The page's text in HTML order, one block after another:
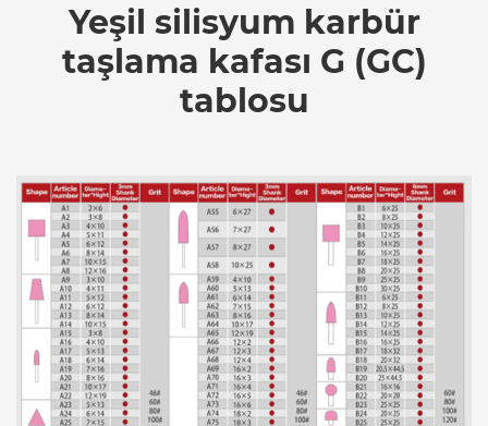
Yeşil silisyum karbür
taşlama kafası G (GC)
tablosu